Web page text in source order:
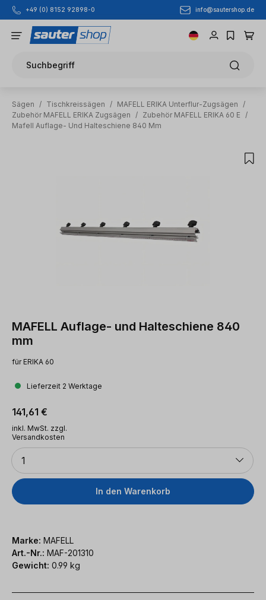
Zum Hauptinhalt springen
+49 (0) 8152 92898-0 info@sautershop.de
Suchbegriff
Sägen / Tischkreissägen / MAFELL ERIKA Unterflur-Zugsägen
/
Zubehör MAFELL ERIKA Zugsägen
/ Zubehör MAFELL ERIKA 60 E
/
Mafell Auflage- Und Halteschiene 840 Mm
MAFELL Auflage- und Halteschiene 840
mm
für ERIKA 60
Lieferzeit 2 Werktage
Regulärer Preis:
141,61 €
inkl. MwSt. zzgl.
Versandkosten
Anzahl
1
In den Warenkorb
Marke: MAFELL
Art.-Nr.: MAF-201310
Gewicht: 0.99 kg